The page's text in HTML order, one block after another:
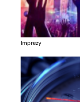
Imprezy